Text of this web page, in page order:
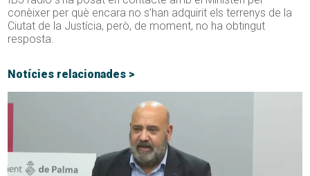
conèixer per què encara no s’han adquirit els terrenys de la
Ciutat de la Justícia, però, de moment, no ha obtingut
resposta.
Notícies relacionades >